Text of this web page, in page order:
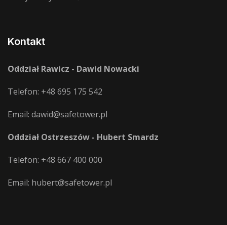
Kontakt
Oddział Rawicz - Dawid Nowacki
Telefon: +48 695 175 542
Email: dawid@safetower.pl
Oddział Ostrzeszów - Hubert Smardz
Telefon: +48 667 400 000
Email: hubert@safetower.pl